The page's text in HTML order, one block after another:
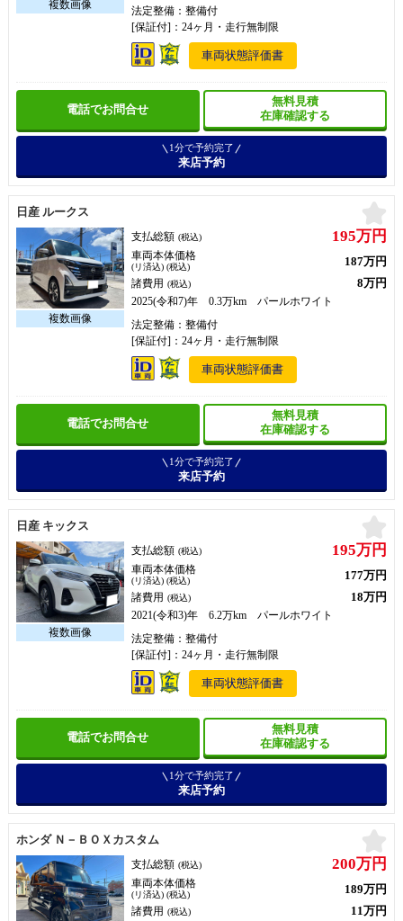
法定整備：整備付
[保証付]：24ヶ月・走行無制限
車両状態評価書
電話でお問合せ
無料見積
在庫確認する
1分で予約完了
来店予約
日産 ルークス
支払総額 (税込) 195万円
車両本体価格
(リ済込) (税込) 187万円
諸費用 (税込) 8万円
2025(令和7)年 0.3万km パールホワイト
法定整備：整備付
[保証付]：24ヶ月・走行無制限
車両状態評価書
電話でお問合せ
無料見積
在庫確認する
1分で予約完了
来店予約
日産 キックス
支払総額 (税込) 195万円
車両本体価格
(リ済込) (税込) 177万円
諸費用 (税込) 18万円
2021(令和3)年 6.2万km パールホワイト
法定整備：整備付
[保証付]：24ヶ月・走行無制限
車両状態評価書
電話でお問合せ
無料見積
在庫確認する
1分で予約完了
来店予約
ホンダ Ｎ－ＢＯＸカスタム
支払総額 (税込) 200万円
車両本体価格
(リ済込) (税込) 189万円
諸費用 (税込) 11万円